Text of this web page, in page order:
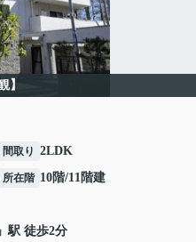
】
間取り 2LDK
所在階 10階/11階建
」駅 徒歩2分